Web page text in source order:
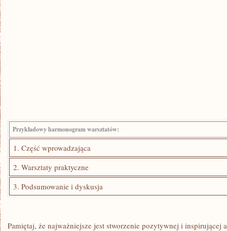
Przykładowy harmonogram warsztatów:
1. Część wprowadzająca
2. Warsztaty praktyczne
3. Podsumowanie i dyskusja
Pamiętaj,​ że najważniejsze jest stworzenie pozytywnej i‌ inspirującej